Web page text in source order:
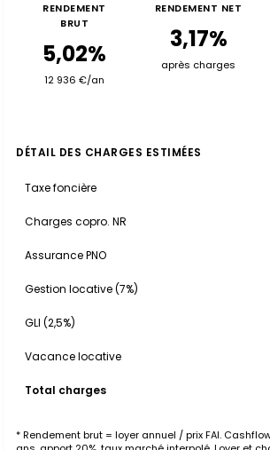
RENDEMENT
BRUT
5,02%
12 936 €/an
RENDEMENT NET
3,17%
après charges
DÉTAIL DES CHARGES ESTIMÉES
Taxe foncière
Charges copro. NR
Assurance PNO
Gestion locative (7%)
GLI (2,5%)
Vacance locative
Total charges
* Rendement brut = loyer annuel / prix FAI.